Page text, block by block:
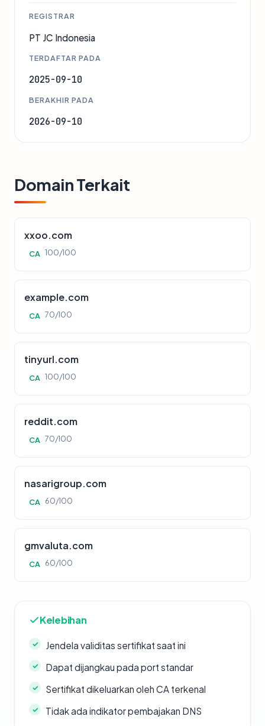
REGISTRAR
PT JC Indonesia
TERDAFTAR PADA
2025-09-10
BERAKHIR PADA
2026-09-10
Domain Terkait
xxoo.com
CA 100/100
example.com
CA 70/100
tinyurl.com
CA 100/100
reddit.com
CA 70/100
nasarigroup.com
CA 60/100
gmvaluta.com
CA 60/100
Kelebihan
Jendela validitas sertifikat saat ini
Dapat dijangkau pada port standar
Sertifikat dikeluarkan oleh CA terkenal
Tidak ada indikator pembajakan DNS